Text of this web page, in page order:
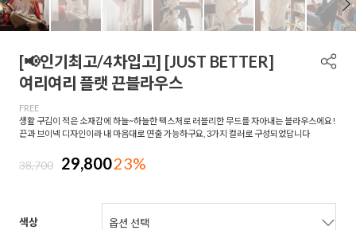
[📢인기최고/4차입고] [JUST BETTER]
여리여리 플랫 끈블라우스
FREE
생활 구김이 적은 소재감에 하늘~하늘한 텍스처로 러블리한 무드를 자아내는 블라우스에요!
끈과 브이넥 디자인이라 내 마음대로 연출 가능하구요, 3가지 컬러로 구성되었답니다
38,700 29,80023%
색상